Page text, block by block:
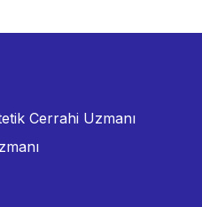
Cerrahi Uzmanı